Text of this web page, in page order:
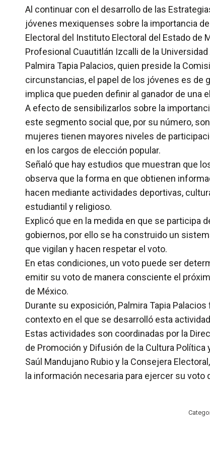
Al continuar con el desarrollo de las
jóvenes mexiquenses sobre la importancia
Electoral del Instituto Electoral del Estado de
Profesional Cuautitlán Izcalli de la
Palmira Tapia Palacios, quien preside la
circunstancias, el papel de los jóvenes es de
implica que pueden definir al ganador de una
A efecto de sensibilizarlos sobre la
este segmento social que, por su número,
mujeres tienen mayores niveles de
en los cargos de elección popular.
Señaló que hay estudios que muestran que
observa que la forma en que obtienen
hacen mediante actividades deportivas,
estudiantil y religioso.
Explicó que en la medida en que se participa
gobiernos, por ello se ha construido un
que vigilan y hacen respetar el voto.
En etas condiciones, un voto puede ser
emitir su voto de manera consciente el
de México.
Durante su exposición, Palmira Tapia
contexto en el que se desarrolló esta
Estas actividades son coordinadas por la
de Promoción y Difusión de la Cultura
Saúl Mandujano Rubio y la Consejera
la información necesaria para ejercer su voto